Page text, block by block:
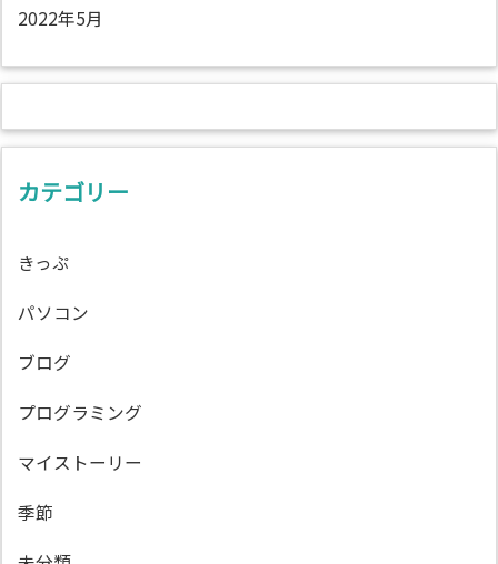
2022年5月
カテゴリー
きっぷ
パソコン
ブログ
プログラミング
マイストーリー
季節